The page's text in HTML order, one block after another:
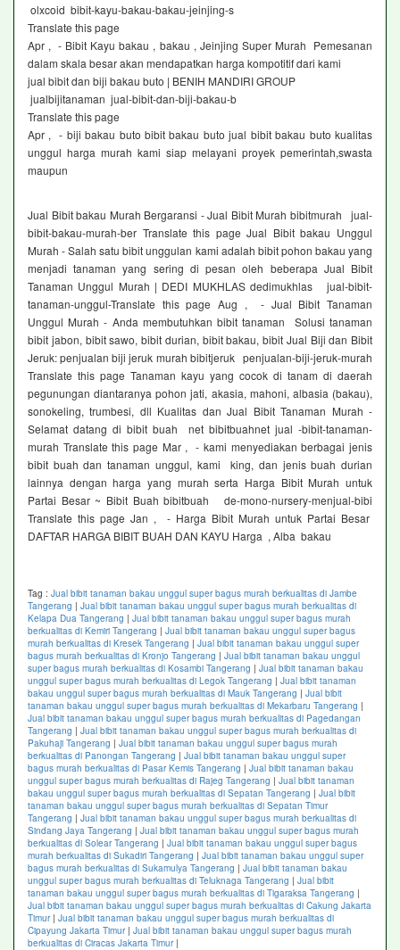
olxcoid bibit-kayu-bakau-bakau-jeinjing-s
Translate this page
Apr , - Bibit Kayu bakau , bakau , Jeinjing Super Murah Pemesanan
dalam skala besar akan mendapatkan harga kompotitif dari kami
jual bibit dan biji bakau buto | BENIH MANDIRI GROUP
jualbijitanaman jual-bibit-dan-biji-bakau-b
Translate this page
Apr , - biji bakau buto bibit bakau buto jual bibit bakau buto kualitas
unggul harga murah kami siap melayani proyek pemerintah,swasta
maupun
Jual Bibit bakau Murah Bergaransi - Jual Bibit Murah bibitmurah jual-
bibit-bakau-murah-ber Translate this page Jual Bibit bakau Unggul
Murah - Salah satu bibit unggulan kami adalah bibit pohon bakau yang
menjadi tanaman yang sering di pesan oleh beberapa Jual Bibit
Tanaman Unggul Murah | DEDI MUKHLAS dedimukhlas jual-bibit-
tanaman-unggul-Translate this page Aug , - Jual Bibit Tanaman
Unggul Murah - Anda membutuhkan bibit tanaman Solusi tanaman
bibit jabon, bibit sawo, bibit durian, bibit bakau, bibit Jual Biji dan Bibit
Jeruk: penjualan biji jeruk murah bibitjeruk penjualan-biji-jeruk-murah
Translate this page Tanaman kayu yang cocok di tanam di daerah
pegunungan diantaranya pohon jati, akasia, mahoni, albasia (bakau),
sonokeling, trumbesi, dll Kualitas dan Jual Bibit Tanaman Murah -
Selamat datang di bibit buah net bibitbuahnet jual -bibit-tanaman-
murah Translate this page Mar , - kami menyediakan berbagai jenis
bibit buah dan tanaman unggul, kami king, dan jenis buah durian
lainnya dengan harga yang murah serta Harga Bibit Murah untuk
Partai Besar ~ Bibit Buah bibitbuah de-mono-nursery-menjual-bibi
Translate this page Jan , - Harga Bibit Murah untuk Partai Besar
DAFTAR HARGA BIBIT BUAH DAN KAYU Harga , Alba bakau
Tag : Jual bibit tanaman bakau unggul super bagus murah berkualitas di Jambe
Tangerang | Jual bibit tanaman bakau unggul super bagus murah berkualitas di
Kelapa Dua Tangerang | Jual bibit tanaman bakau unggul super bagus murah
berkualitas di Kemiri Tangerang | Jual bibit tanaman bakau unggul super bagus
murah berkualitas di Kresek Tangerang | Jual bibit tanaman bakau unggul super
bagus murah berkualitas di Kronjo Tangerang | Jual bibit tanaman bakau unggul
super bagus murah berkualitas di Kosambi Tangerang | Jual bibit tanaman bakau
unggul super bagus murah berkualitas di Legok Tangerang | Jual bibit tanaman
bakau unggul super bagus murah berkualitas di Mauk Tangerang | Jual bibit
tanaman bakau unggul super bagus murah berkualitas di Mekarbaru Tangerang |
Jual bibit tanaman bakau unggul super bagus murah berkualitas di Pagedangan
Tangerang | Jual bibit tanaman bakau unggul super bagus murah berkualitas di
Pakuhaji Tangerang | Jual bibit tanaman bakau unggul super bagus murah
berkualitas di Panongan Tangerang | Jual bibit tanaman bakau unggul super
bagus murah berkualitas di Pasar Kemis Tangerang | Jual bibit tanaman bakau
unggul super bagus murah berkualitas di Rajeg Tangerang | Jual bibit tanaman
bakau unggul super bagus murah berkualitas di Sepatan Tangerang | Jual bibit
tanaman bakau unggul super bagus murah berkualitas di Sepatan Timur
Tangerang | Jual bibit tanaman bakau unggul super bagus murah berkualitas di
Sindang Jaya Tangerang | Jual bibit tanaman bakau unggul super bagus murah
berkualitas di Solear Tangerang | Jual bibit tanaman bakau unggul super bagus
murah berkualitas di Sukadiri Tangerang | Jual bibit tanaman bakau unggul super
bagus murah berkualitas di Sukamulya Tangerang | Jual bibit tanaman bakau
unggul super bagus murah berkualitas di Teluknaga Tangerang | Jual bibit
tanaman bakau unggul super bagus murah berkualitas di Tigaraksa Tangerang |
Jual bibit tanaman bakau unggul super bagus murah berkualitas di Cakung Jakarta
Timur| Jual bibit tanaman bakau unggul super bagus murah berkualitas di
Cipayung Jakarta Timur| Jual bibit tanaman bakau unggul super bagus murah
berkualitas di Ciracas Jakarta Timur|